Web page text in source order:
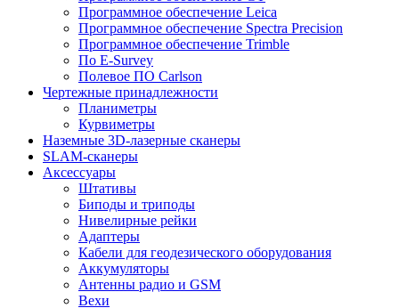
Программное обеспечение Leica
Программное обеспечение Spectra Precision
Программное обеспечение Trimble
По E-Survey
Полевое ПО Carlson
Чертежные принадлежности
Планиметры
Курвиметры
Наземные 3D-лазерные сканеры
SLAM-сканеры
Аксессуары
Штативы
Биподы и триподы
Нивелирные рейки
Адаптеры
Кабели для геодезического оборудования
Аккумуляторы
Антенны радио и GSM
Вехи